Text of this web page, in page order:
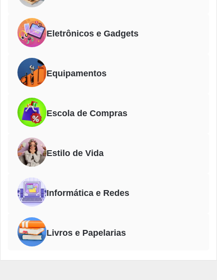
Eletrônicos e Gadgets
Equipamentos
Escola de Compras
Estilo de Vida
Informática e Redes
Livros e Papelarias